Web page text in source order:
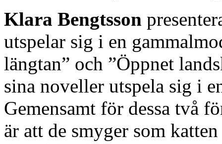
Klara Bengtsson
utspelar sig i en
längtan” och ”Öppnet
sina noveller utspela sig i
Gemensamt för dessa två
är att de smyger som